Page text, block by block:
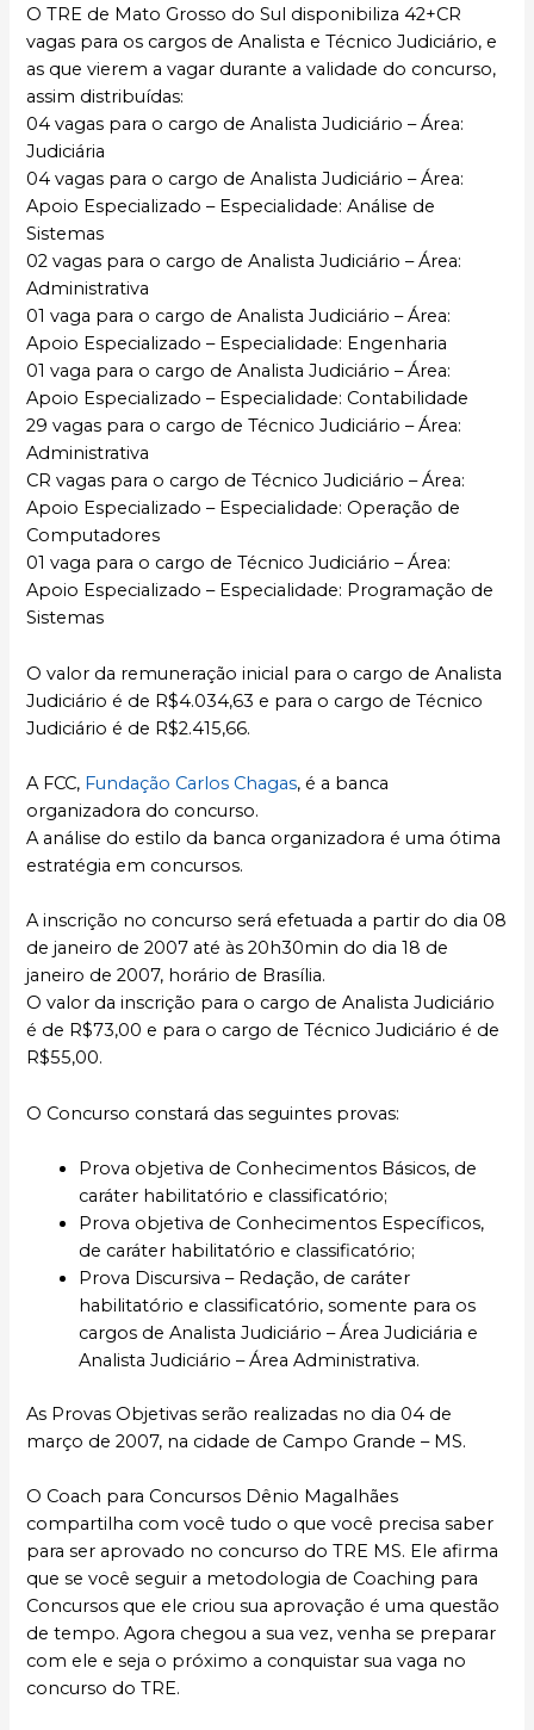
O TRE de Mato Grosso do Sul disponibiliza 42+CR
vagas para os cargos de Analista e Técnico Judiciário, e
as que vierem a vagar durante a validade do concurso,
assim distribuídas:
04 vagas para o cargo de Analista Judiciário – Área:
Judiciária
04 vagas para o cargo de Analista Judiciário – Área:
Apoio Especializado – Especialidade: Análise de
Sistemas
02 vagas para o cargo de Analista Judiciário – Área:
Administrativa
01 vaga para o cargo de Analista Judiciário – Área:
Apoio Especializado – Especialidade: Engenharia
01 vaga para o cargo de Analista Judiciário – Área:
Apoio Especializado – Especialidade: Contabilidade
29 vagas para o cargo de Técnico Judiciário – Área:
Administrativa
CR vagas para o cargo de Técnico Judiciário – Área:
Apoio Especializado – Especialidade: Operação de
Computadores
01 vaga para o cargo de Técnico Judiciário – Área:
Apoio Especializado – Especialidade: Programação de
Sistemas
O valor da remuneração inicial para o cargo de Analista
Judiciário é de R$4.034,63 e para o cargo de Técnico
Judiciário é de R$2.415,66.
A FCC, Fundação Carlos Chagas, é a banca
organizadora do concurso.
A análise do estilo da banca organizadora é uma ótima
estratégia em concursos.
A inscrição no concurso será efetuada a partir do dia 08
de janeiro de 2007 até às 20h30min do dia 18 de
janeiro de 2007, horário de Brasília.
O valor da inscrição para o cargo de Analista Judiciário
é de R$73,00 e para o cargo de Técnico Judiciário é de
R$55,00.
O Concurso constará das seguintes provas:
Prova objetiva de Conhecimentos Básicos, de
caráter habilitatório e classificatório;
Prova objetiva de Conhecimentos Específicos,
de caráter habilitatório e classificatório;
Prova Discursiva – Redação, de caráter
habilitatório e classificatório, somente para os
cargos de Analista Judiciário – Área Judiciária e
Analista Judiciário – Área Administrativa.
As Provas Objetivas serão realizadas no dia 04 de
março de 2007, na cidade de Campo Grande – MS.
O Coach para Concursos Dênio Magalhães
compartilha com você tudo o que você precisa saber
para ser aprovado no concurso do TRE MS. Ele afirma
que se você seguir a metodologia de Coaching para
Concursos que ele criou sua aprovação é uma questão
de tempo. Agora chegou a sua vez, venha se preparar
com ele e seja o próximo a conquistar sua vaga no
concurso do TRE.